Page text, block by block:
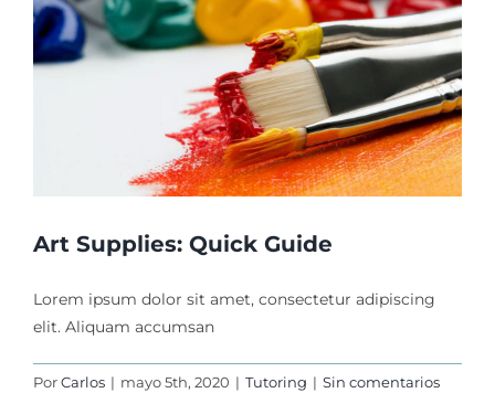
Art Supplies: Quick Guide
Lorem ipsum dolor sit amet, consectetur adipiscing
elit. Aliquam accumsan
PorCarlos | mayo 5th, 2020 | Tutoring | Sin comentarios